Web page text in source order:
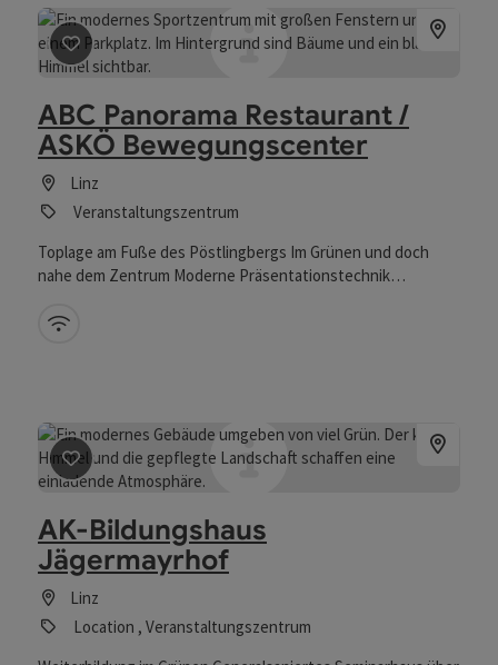
Beitrag merken
ABC Panorama Restaurant /
ASKÖ Bewegungscenter
Linz
Veranstaltungszentrum
Toplage am Fuße des Pöstlingbergs Im Grünen und doch
nahe dem Zentrum Moderne Präsentationstechnik
W-Lan (kostenlos)
Beitrag merken: AK-Bildungshaus Jägermayrhof
AK-Bildungshaus
Jägermayrhof
Linz
Location , Veranstaltungszentrum